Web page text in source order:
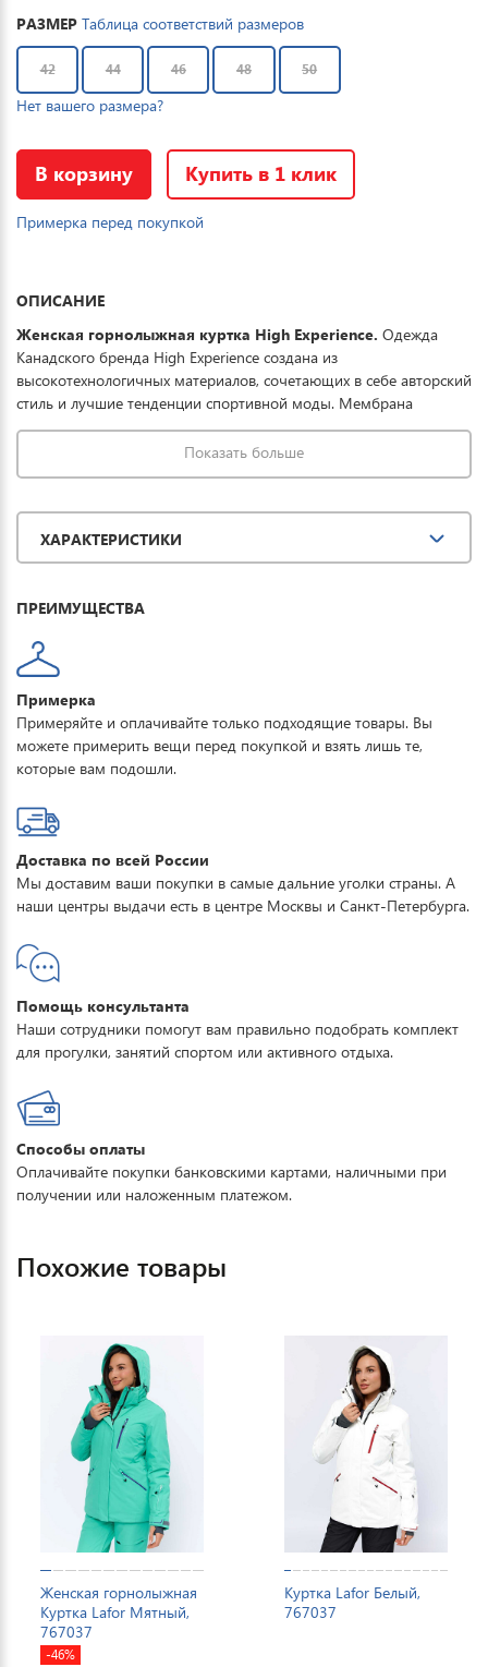
РАЗМЕР Таблица соответствий размеров
42 44 46 48 50
Нет вашего размера?
В корзину Купить в 1 клик
Примерка перед покупкой
ОПИСАНИЕ
Женская горнолыжная куртка High Experience. Одежда
Канадского бренда High Experience создана из
высокотехнологичных материалов, сочетающих в себе авторский
стиль и лучшие тенденции спортивной моды. Мембрана
15000/15000 защищает от мокрого снега, порывистого ветра и
ледяного дождя, дополнительно ткань обработана
водоотталкивающей пропиткой, что в целом обеспечивает
необходимом комфорте. Тонкий и легкий
утеплитель выдерживает температурный режим до -40°.
Отличная модель для занятия зимними видами спорта и
Показать больше
ХАРАКТЕРИСТИКИ
ПРЕИМУЩЕСТВА
Примерка
Примеряйте и оплачивайте только подходящие товары. Вы
можете примерить вещи перед покупкой и взять лишь те,
которые вам подошли.
Доставка по всей России
Мы доставим ваши покупки в самые дальние уголки страны. А
наши центры выдачи есть в центре Москвы и Санкт-Петербурга.
Помощь консультанта
Наши сотрудники помогут вам правильно подобрать комплект
для прогулки, занятий спортом или активного отдыха.
Способы оплаты
Оплачивайте покупки банковскими картами, наличными при
получении или наложенным платежом.
Похожие товары
Женская горнолыжная
Куртка Lafor Мятный,
767037
-46%
Куртка Lafor Белый,
767037